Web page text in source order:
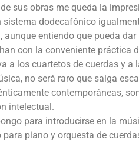
sus obras me queda la
dodecafónico
aunque entiendo que pueda
con la conveniente
a los cuartetos de cuerdas y
no será raro que salga
contemporáneas,
intelectual.
para introducirse en la
para piano y orquesta de